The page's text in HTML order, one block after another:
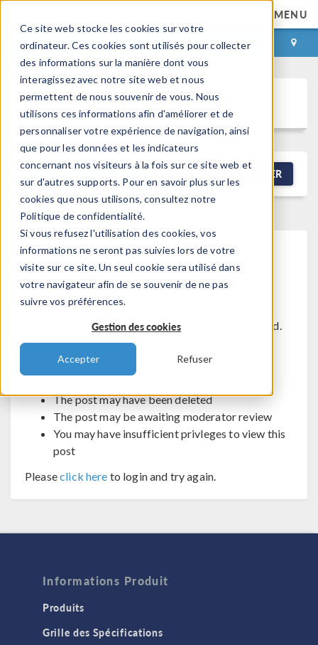
Ce site web stocke les cookies sur votre
ordinateur. Ces cookies sont utilisés pour collecter
des informations sur la manière dont vous
interagissez avec notre site web et nous
permettent de nous souvenir de vous. Nous
utilisons ces informations afin d'améliorer et de
personnaliser votre expérience de navigation, ainsi
que pour les données et les indicateurs
concernant nos visiteurs à la fois sur ce site web et
sur d'autres supports. Pour en savoir plus sur les
cookies que nous utilisons, consultez notre
Politique de confidentialité.
Si vous refusez l'utilisation des cookies, vos
informations ne seront pas suivies lors de votre
visite sur ce site. Un seul cookie sera utilisé dans
votre navigateur afin de se souvenir de ne pas
suivre vos préférences.
Gestion des cookies
Accepter Refuser
MENU
CONNEXION CONTACT
Discussion Forum
FILTRER
This forum post cannot be
viewed
The post you are trying to view cannot be displayed.
Possible reasons:
The post may have been deleted
The post may be awaiting moderator review
You may have insufficient privleges to view this
post
Pleaseclick here to login and try again.
Informations Produit
Produits
Grille des Spécifications